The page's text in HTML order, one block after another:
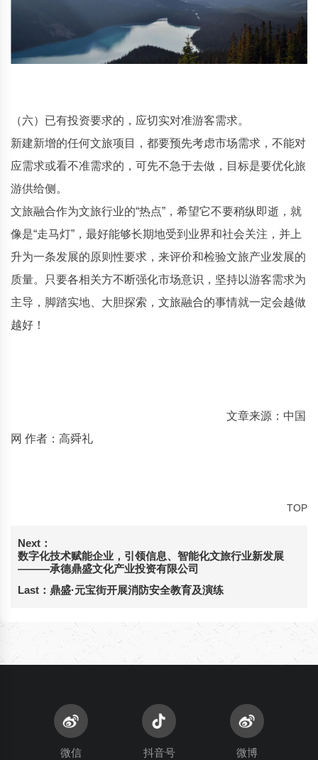
（六）已有投资要求的，应切实对准游客需求。
新建新增的任何文旅项目，都要预先考虑市场需求，不能对
应需求或看不准需求的，可先不急于去做，目标是要优化旅
游供给侧。
文旅融合作为文旅行业的“热点”，希望它不要稍纵即逝，就
像是“走马灯”，最好能够长期地受到业界和社会关注，并上
升为一条发展的原则性要求，来评价和检验文旅产业发展的
质量。只要各相关方不断强化市场意识，坚持以游客需求为
主导，脚踏实地、大胆探索，文旅融合的事情就一定会越做
越好！
文章来源：中国
网 作者：高舜礼
TOP
Next：
数字化技术赋能企业，引领信息、智能化文旅行业新发展
———承德鼎盛文化产业投资有限公司
Last： 鼎盛·元宝街开展消防安全教育及演练
微信 抖音号 微博